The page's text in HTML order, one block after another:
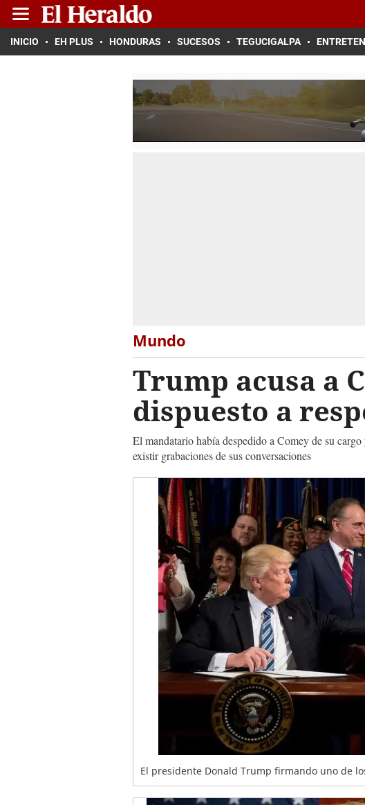
INICIO EH PLUS HONDURAS SUCESOS TEGUCIGALPA
Mundo
Trump acusa a
dispuesto a
El mandatario había despedido a Comey de su
existir grabaciones de sus conversaciones
El presidente Donald Trump firmando uno de